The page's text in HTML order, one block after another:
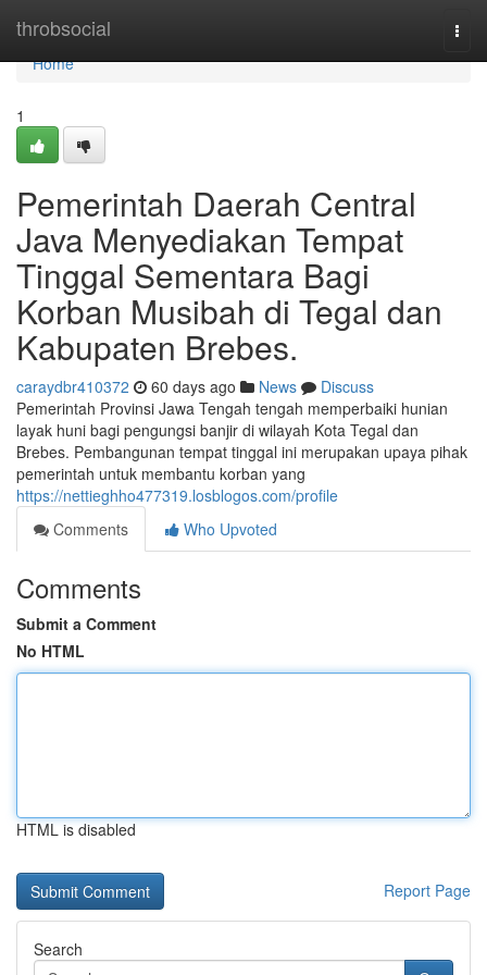
throbsocial
Home
Home
1
Pemerintah Daerah Central
Java Menyediakan Tempat
Tinggal Sementara Bagi
Korban Musibah di Tegal dan
Kabupaten Brebes.
caraydbr410372 60 days ago News
Discuss
Pemerintah Provinsi Jawa Tengah tengah memperbaiki hunian
layak huni bagi pengungsi banjir di wilayah Kota Tegal dan
Brebes. Pembangunan tempat tinggal ini merupakan upaya pihak
pemerintah untuk membantu korban yang
https://nettieghho477319.losblogos.com/profile
Comments
Who Upvoted
Comments
Submit a Comment
No HTML
HTML is disabled
Report Page
Search